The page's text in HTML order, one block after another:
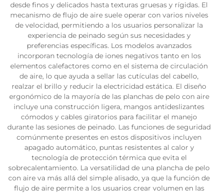
desde finos y delicados hasta texturas gruesas y rígidas. El
mecanismo de flujo de aire suele operar con varios niveles
de velocidad, permitiendo a los usuarios personalizar la
experiencia de peinado según sus necesidades y
preferencias específicas. Los modelos avanzados
incorporan tecnología de iones negativos tanto en los
elementos calefactores como en el sistema de circulación
de aire, lo que ayuda a sellar las cutículas del cabello,
realzar el brillo y reducir la electricidad estática. El diseño
ergonómico de la mayoría de las planchas de pelo con aire
incluye una construcción ligera, mangos antideslizantes
cómodos y cables giratorios para facilitar el manejo
durante las sesiones de peinado. Las funciones de seguridad
comúnmente presentes en estos dispositivos incluyen
apagado automático, puntas resistentes al calor y
tecnología de protección térmica que evita el
sobrecalentamiento. La versatilidad de una plancha de pelo
con aire va más allá del simple alisado, ya que la función de
flujo de aire permite a los usuarios crear volumen en las